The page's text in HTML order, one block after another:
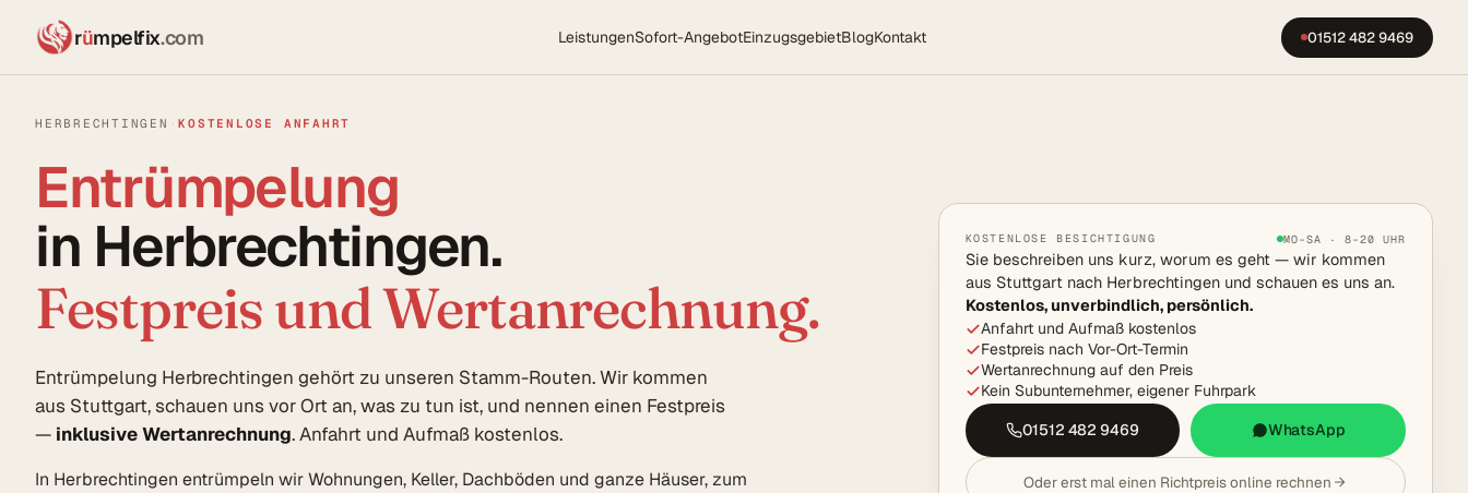
rümpelfix.com LeistungenSofort-AngebotEinzugsgebietBlogKontakt 01512 482 9469
HERBRECHTINGEN ·KOSTENLOSE ANFAHRT
Entrümpelung
in Herbrechtingen.
Festpreis und Wertanrechnung.
Entrümpelung Herbrechtingen gehört zu unseren Stamm-Routen. Wir kommen
aus Stuttgart, schauen uns vor Ort an, was zu tun ist, und nennen einen Festpreis
— inklusive Wertanrechnung. Anfahrt und Aufmaß kostenlos.
In Herbrechtingen entrümpeln wir Wohnungen, Keller, Dachböden und ganze Häuser, zum
KOSTENLOSE BESICHTIGUNG MO–SA · 8–20 UHR
Sie beschreiben uns kurz, worum es geht — wir kommen
aus Stuttgart nach Herbrechtingen und schauen es uns an.
Kostenlos, unverbindlich, persönlich.
Anfahrt und Aufmaß kostenlos
Festpreis nach Vor-Ort-Termin
Wertanrechnung auf den Preis
Kein Subunternehmer, eigener Fuhrpark
01512 482 9469
WhatsApp
Oder erst mal einen Richtpreis online rechnen